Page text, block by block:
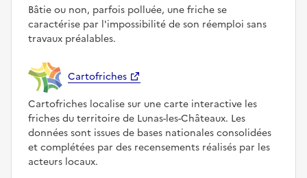
Bâtie ou non, parfois polluée, une friche se
caractérise par l'impossibilité de son réemploi sans
travaux préalables.
Cartofriches
Cartofriches localise sur une carte interactive les
friches du territoire de Lunas-les-Châteaux. Les
données sont issues de bases nationales consolidées
et complétées par des recensements réalisés par les
acteurs locaux.